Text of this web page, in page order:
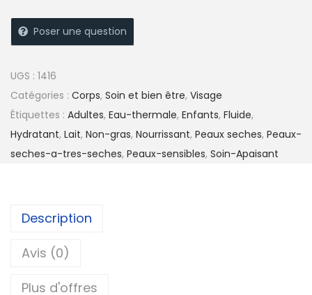
Poser une question
UGS : 1416
Catégories : Corps, Soin et bien être, Visage
Étiquettes : Adultes, Eau-thermale, Enfants, Fluide,
Hydratant, Lait, Non-gras, Nourrissant, Peaux seches, Peaux-
seches-a-tres-seches, Peaux-sensibles, Soin-Apaisant
Description
Avis (0)
Plus d'offres